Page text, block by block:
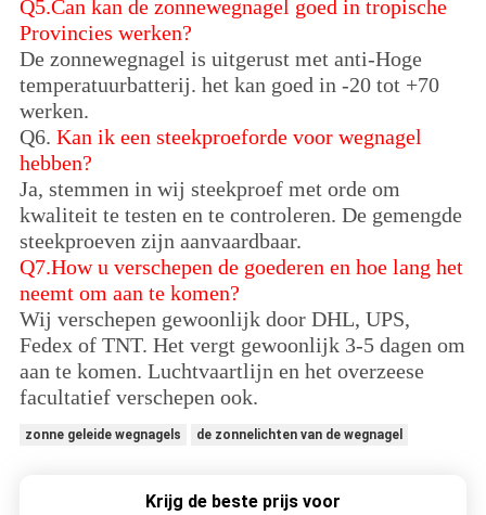
Q5.Can kan de zonnewegnagel goed in tropische
Provincies werken?
De zonnewegnagel is uitgerust met anti-Hoge
temperatuurbatterij. het kan goed in -20 tot +70
werken.
Q6. Kan ik een steekproeforde voor wegnagel
hebben?
Ja, stemmen in wij steekproef met orde om
kwaliteit te testen en te controleren. De gemengde
steekproeven zijn aanvaardbaar.
Q7.How u verschepen de goederen en hoe lang het
neemt om aan te komen?
Wij verschepen gewoonlijk door DHL, UPS,
Fedex of TNT. Het vergt gewoonlijk 3-5 dagen om
aan te komen. Luchtvaartlijn en het overzeese
facultatief verschepen ook.
zonne geleide wegnagels de zonnelichten van de wegnagel
Krijg de beste prijs voor